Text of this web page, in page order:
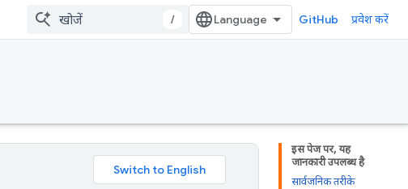
/ GitHub प्रवेश करें
इस पेज पर, यह
जानकारी उपलब्ध है
सार्वजनिक तरीके